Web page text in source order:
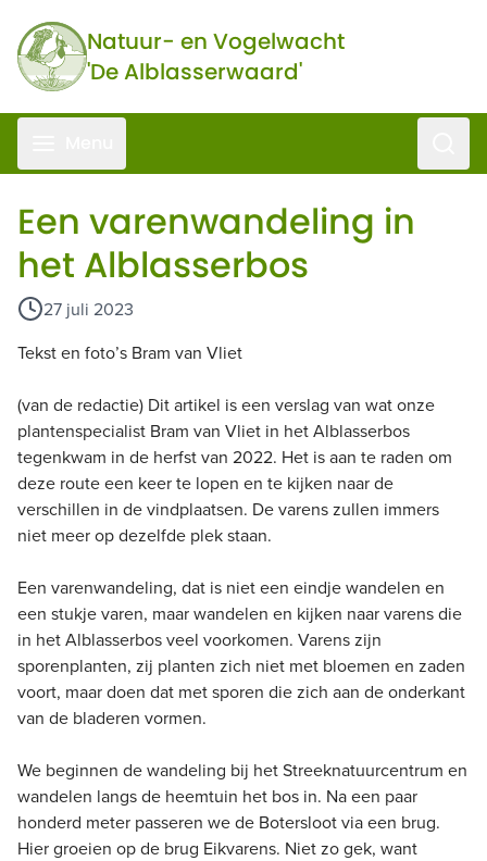
Natuur- en Vogelwacht
'De Alblasserwaard'
Een varenwandeling in
het Alblasserbos
27 juli 2023
Tekst en foto’s Bram van Vliet
(van de redactie) Dit artikel is een verslag van wat onze
plantenspecialist Bram van Vliet in het Alblasserbos
tegenkwam in de herfst van 2022. Het is aan te raden om
deze route een keer te lopen en te kijken naar de
verschillen in de vindplaatsen. De varens zullen immers
niet meer op dezelfde plek staan.
Een varenwandeling, dat is niet een eindje wandelen en
een stukje varen, maar wandelen en kijken naar varens die
in het Alblasserbos veel voorkomen. Varens zijn
sporenplanten, zij planten zich niet met bloemen en zaden
voort, maar doen dat met sporen die zich aan de onderkant
van de bladeren vormen.
We beginnen de wandeling bij het Streeknatuurcentrum en
wandelen langs de heemtuin het bos in. Na een paar
honderd meter passeren we de Botersloot via een brug.
Hier groeien op de brug Eikvarens. Niet zo gek, want